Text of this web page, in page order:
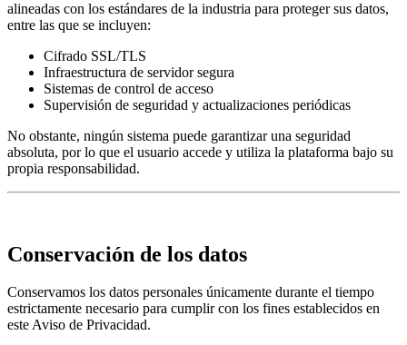
alineadas con los estándares de la industria para proteger sus datos,
entre las que se incluyen:
Cifrado SSL/TLS
Infraestructura de servidor segura
Sistemas de control de acceso
Supervisión de seguridad y actualizaciones periódicas
No obstante, ningún sistema puede garantizar una seguridad
absoluta, por lo que el usuario accede y utiliza la plataforma bajo su
propia responsabilidad.
Conservación de los datos
Conservamos los datos personales únicamente durante el tiempo
estrictamente necesario para cumplir con los fines establecidos en
este Aviso de Privacidad.